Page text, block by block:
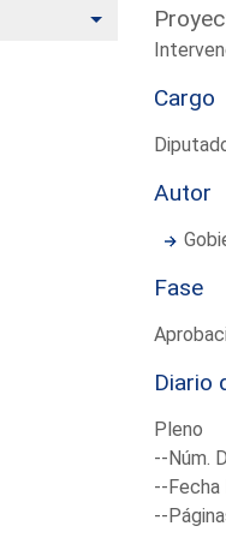
Alternar
Cargo
Autor
Fase
Diario
Pleno
--Núm.
--Fecha
--